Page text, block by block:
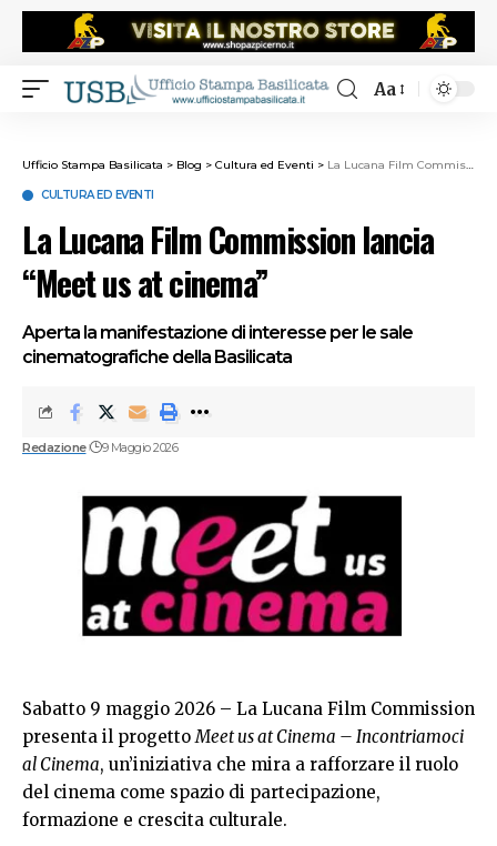
Aa
Ufficio Stampa Basilicata > Blog > Cultura ed Eventi > La Lucana Film Commission lancia “Meet us at cinema”
CULTURA ED EVENTI
La Lucana Film Commission lancia
“Meet us at cinema”
Aperta la manifestazione di interesse per le sale
cinematografiche della Basilicata
Redazione 9 Maggio 2026
Sabatto 9 maggio 2026 – La Lucana Film Commission
presenta il progetto Meet us at Cinema – Incontriamoci
al Cinema, un’iniziativa che mira a rafforzare il ruolo
del cinema come spazio di partecipazione,
formazione e crescita culturale.